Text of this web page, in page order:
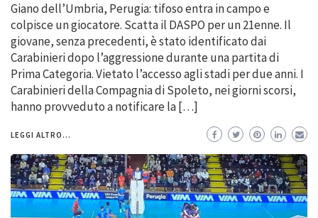
Giano dell’Umbria, Perugia: tifoso entra in campo e
colpisce un giocatore. Scatta il DASPO per un 21enne. Il
giovane, senza precedenti, è stato identificato dai
Carabinieri dopo l’aggressione durante una partita di
Prima Categoria. Vietato l’accesso agli stadi per due anni. I
Carabinieri della Compagnia di Spoleto, nei giorni scorsi,
hanno provveduto a notificare la […]
LEGGI ALTRO...